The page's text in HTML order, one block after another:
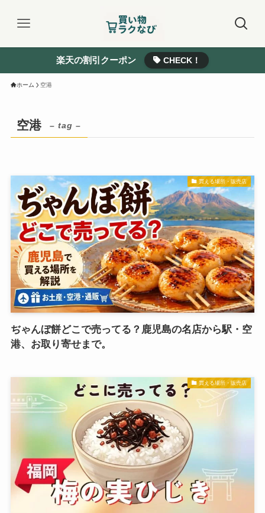
楽天の割引クーポン CHECK！
ホーム 空港
空港 – tag –
買える場所・販売店
ぢゃんぼ餅どこで売ってる？鹿児島の名店から駅・空
港、お取り寄せまで。
買える場所・販売店